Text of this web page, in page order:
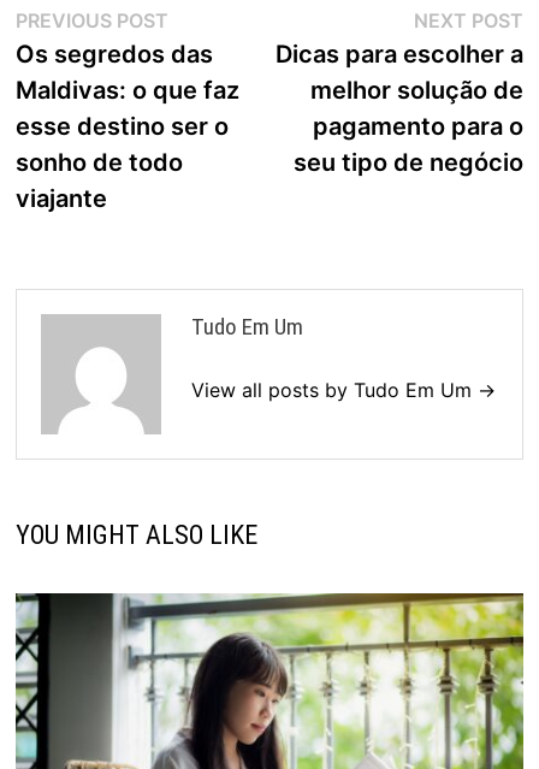
Navegação
de
Post
PREVIOUS POSTPrevious
post:
Os segredos das
Maldivas: o que faz
esse destino ser o
sonho de todo
viajante
NEXT POST
Dicas para escolher a
melhor solução de
pagamento para o
seu tipo de negócio
Tudo Em Um
View all posts by Tudo Em Um →
YOU MIGHT ALSO LIKE